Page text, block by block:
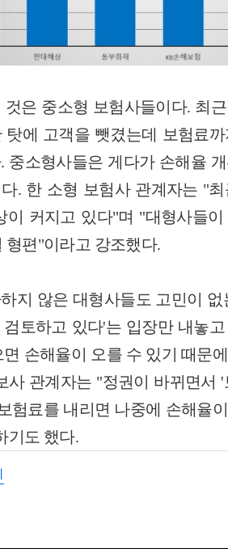
은 중소형 보험사들이다. 최
탓에 고객을 뺏겼는데 보험료
중소형사들은 게다가 손해율
. 한 소형 보험사 관계자는 "
이 커지고 있다"며 "대형사들
형편"이라고 강조했다.
지 않은 대형사들도 고민이
토하고 있다'는 입장만 내놓
손해율이 오를 수 있기 때문
사 관계자는 "정권이 바뀌면서
험료를 내리면 나중에 손해율
기도 했다.